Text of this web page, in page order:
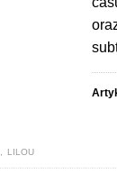
LILOU